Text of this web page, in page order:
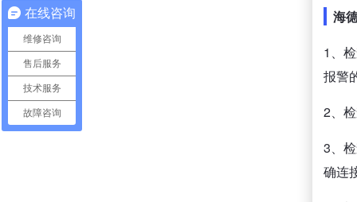
海
1、
报警
2、
3、
确连
在线咨询
维修咨询
售后服务
技术服务
故障咨询